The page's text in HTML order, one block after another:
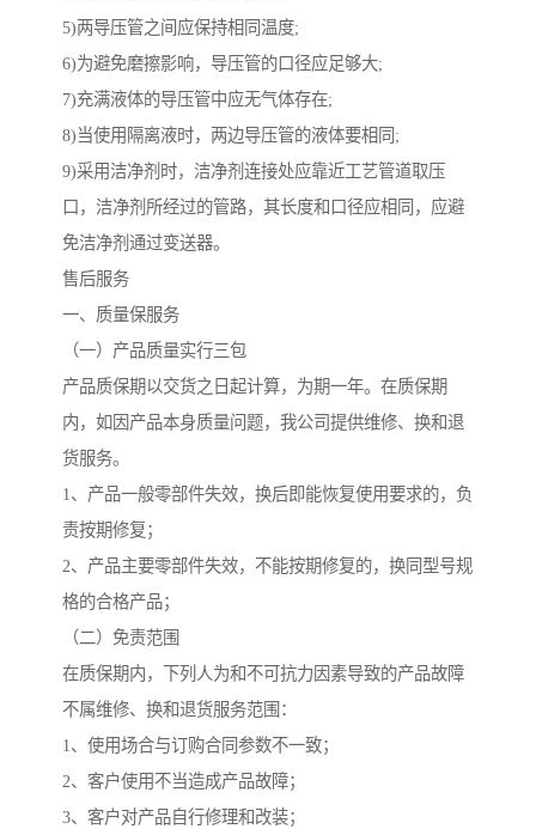
5)两导压管之间应保持相同温度;
6)为避免磨擦影响，导压管的口径应足够大;
7)充满液体的导压管中应无气体存在;
8)当使用隔离液时，两边导压管的液体要相同;
9)采用洁净剂时，洁净剂连接处应靠近工艺管道取压
口，洁净剂所经过的管路，其长度和口径应相同，应避
免洁净剂通过变送器。
售后服务
一、质量保服务
（一）产品质量实行三包
产品质保期以交货之日起计算，为期一年。在质保期
内，如因产品本身质量问题，我公司提供维修、换和退
货服务。
1、产品一般零部件失效，换后即能恢复使用要求的，负
责按期修复；
2、产品主要零部件失效，不能按期修复的，换同型号规
格的合格产品；
（二）免责范围
在质保期内，下列人为和不可抗力因素导致的产品故障
不属维修、换和退货服务范围：
1、使用场合与订购合同参数不一致；
2、客户使用不当造成产品故障；
3、客户对产品自行修理和改装；